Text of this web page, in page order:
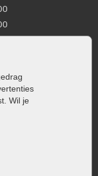
Wil je